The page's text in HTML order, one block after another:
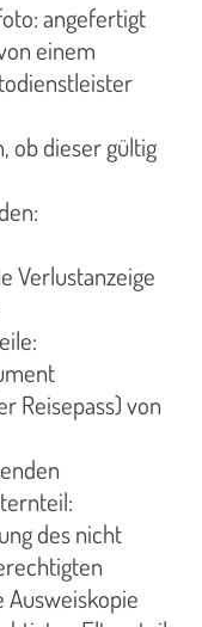
angefertigt
einem
ob dieser gültig
Verlustanzeige
Reisepass) von
des nicht
Ausweiskopie